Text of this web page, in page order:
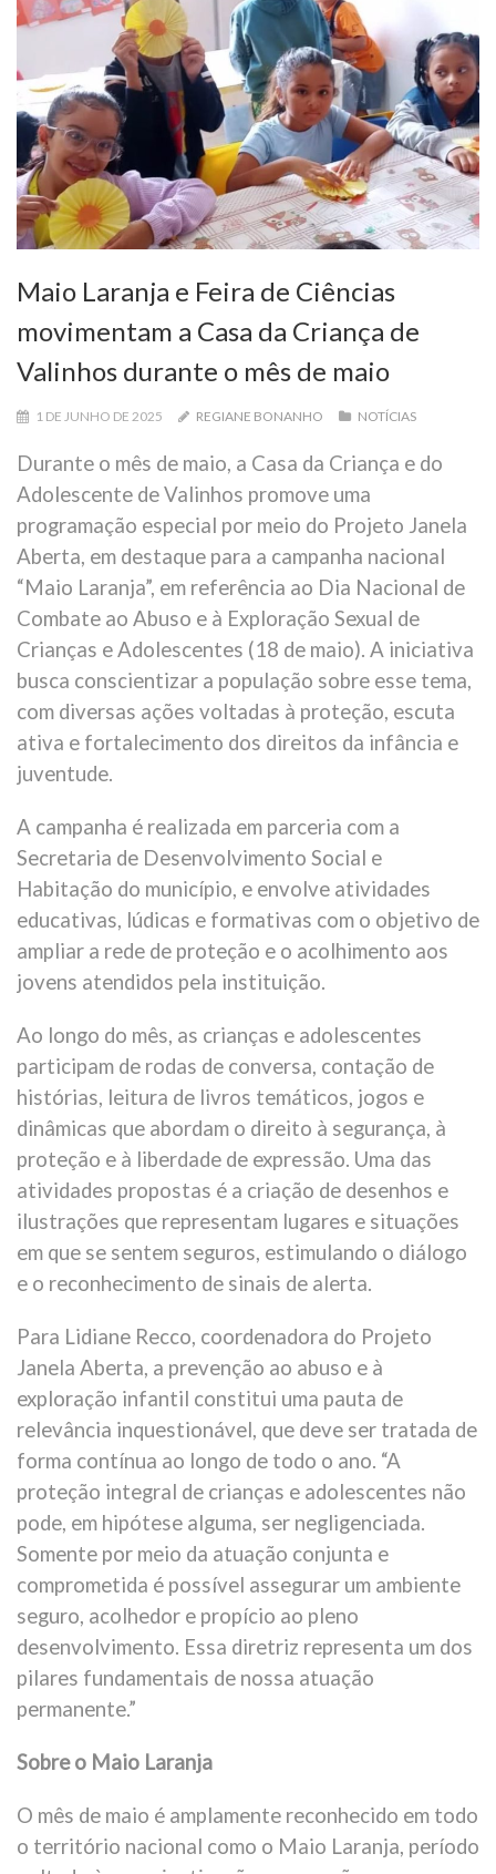
Maio Laranja e Feira de Ciências
movimentam a Casa da Criança de
Valinhos durante o mês de maio
1 DE JUNHO DE 2025 REGIANE BONANHO NOTÍCIAS
Durante o mês de maio, a Casa da Criança e do
Adolescente de Valinhos promove uma
programação especial por meio do Projeto Janela
Aberta, em destaque para a campanha nacional
“Maio Laranja”, em referência ao Dia Nacional de
Combate ao Abuso e à Exploração Sexual de
Crianças e Adolescentes (18 de maio). A iniciativa
busca conscientizar a população sobre esse tema,
com diversas ações voltadas à proteção, escuta
ativa e fortalecimento dos direitos da infância e
juventude.
A campanha é realizada em parceria com a
Secretaria de Desenvolvimento Social e
Habitação do município, e envolve atividades
educativas, lúdicas e formativas com o objetivo de
ampliar a rede de proteção e o acolhimento aos
jovens atendidos pela instituição.
Ao longo do mês, as crianças e adolescentes
participam de rodas de conversa, contação de
histórias, leitura de livros temáticos, jogos e
dinâmicas que abordam o direito à segurança, à
proteção e à liberdade de expressão. Uma das
atividades propostas é a criação de desenhos e
ilustrações que representam lugares e situações
em que se sentem seguros, estimulando o diálogo
e o reconhecimento de sinais de alerta.
Para Lidiane Recco, coordenadora do Projeto
Janela Aberta, a prevenção ao abuso e à
exploração infantil constitui uma pauta de
relevância inquestionável, que deve ser tratada de
forma contínua ao longo de todo o ano. “A
proteção integral de crianças e adolescentes não
pode, em hipótese alguma, ser negligenciada.
Somente por meio da atuação conjunta e
comprometida é possível assegurar um ambiente
seguro, acolhedor e propício ao pleno
desenvolvimento. Essa diretriz representa um dos
pilares fundamentais de nossa atuação
permanente.”
Sobre o Maio Laranja
O mês de maio é amplamente reconhecido em todo
o território nacional como o Maio Laranja, período